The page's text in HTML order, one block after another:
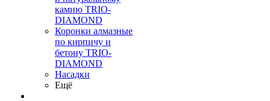
камню TRIO-
DIAMOND
Коронки алмазные
по кирпичу и
бетону TRIO-
DIAMOND
Насадки
Ещё